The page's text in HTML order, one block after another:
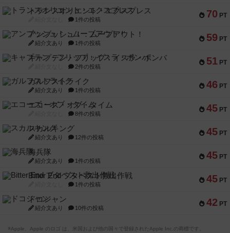
70 PT
トランスオリエント・エクスプレス
1件の投稿
59 PT
アンブッシュ！：ムーブアウト！
紹介文あり 1件の投稿
51 PT
キャプテン・フリップ：イスラ・ボンバ
2件の投稿
46 PT
ガルフストライク
紹介文あり 1件の投稿
45 PT
エコーズ・オブ・タイム
8件の投稿
45 PT
スカルキング
紹介文あり 12件の投稿
45 PT
海兵隊
紹介文あり 1件の投稿
45 PT
Bitter End ブタペスト救出作戦
1件の投稿
42 PT
ドコジャン
紹介文あり 10件の投稿
※Apple、Apple のロゴ は、米国および他の国々で登録されたApple Inc.の商標です。